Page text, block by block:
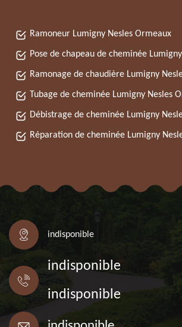
Ramoneur Lumigny Nesles Ormeaux
Pose de chapeau de cheminée
Ramonage de chaudière Lumigny
Tubage de cheminée Lumigny Nesles
Débistrage de cheminée Lumigny
Réparation de cheminée Lumigny
indisponible
indisponible
indisponible